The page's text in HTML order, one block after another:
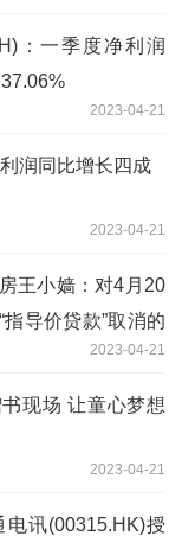
：一季度净利润
2023-04-21
润同比增长四成
2023-04-21
王小嫱：对4月20
导价贷款”取消的
2023-04-21
现场 让童心梦想
2023-04-21
讯(00315.HK)授